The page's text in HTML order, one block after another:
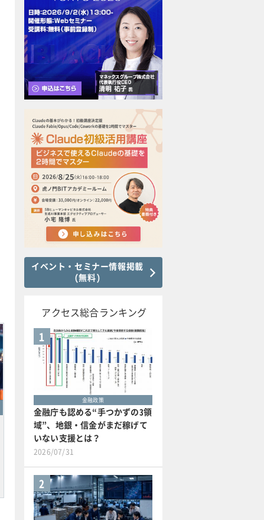
イベント・セミナー情報掲載
(無料)
アクセス総合ランキング
1
金融政策
金融庁も認める“手つかずの3領
域”、地銀・信金がまだ稼げて
いない支援とは？
2026/07/31
2